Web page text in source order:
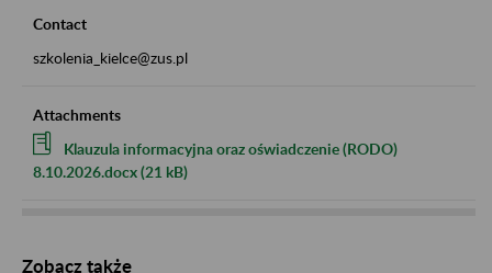
Contact
szkolenia_kielce@zus.pl
Attachments
Klauzula informacyjna oraz oświadczenie (RODO)
8.10.2026.docx (21 kB)
Zobacz także